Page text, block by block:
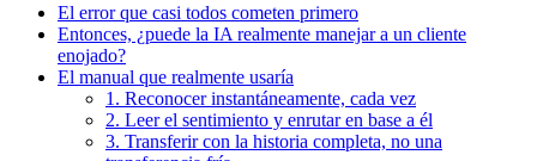
El error que casi todos cometen primero
Entonces, ¿puede la IA realmente manejar a un cliente
enojado?
El manual que realmente usaría
1. Reconocer instantáneamente, cada vez
2. Leer el sentimiento y enrutar en base a él
3. Transferir con la historia completa, no una